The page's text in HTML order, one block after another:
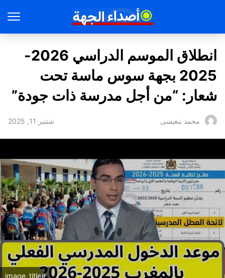
انطلاق الموسم الدراسي 2026-
2025 بجهة سوس ماسة تحت
شعار: “من أجل مدرسة ذات جودة”
محمد بنعيسى شتنبر 11, 2025
#image_title